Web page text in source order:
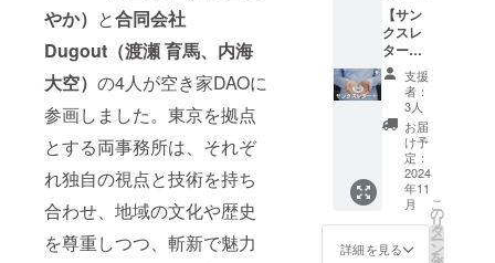
やか） と合同会社
Dugout（渡瀬 育馬、内海
大空） の4人が空き家DAOに
参画しました。東京を拠点
とする両事務所は、それぞ
れ独自の視点と技術を持ち
合わせ、地域の文化や歴史
を尊重しつつ、斬新で魅力
す。 ・
5000円
のサン
クスレ
ターと
同様の
内容と
なりま
す。
イズと
なりま
す。
【サン
クスレ
ター
＋】 ・
「リ
ターン
不要、
ただ支
援！」
という
方は、
こちら
をお選
び下さ
支援
者：
3人
お届
け予
定：
2024
年11
月
詳細を見る
こ
の
リ
タ
ー
ン
を